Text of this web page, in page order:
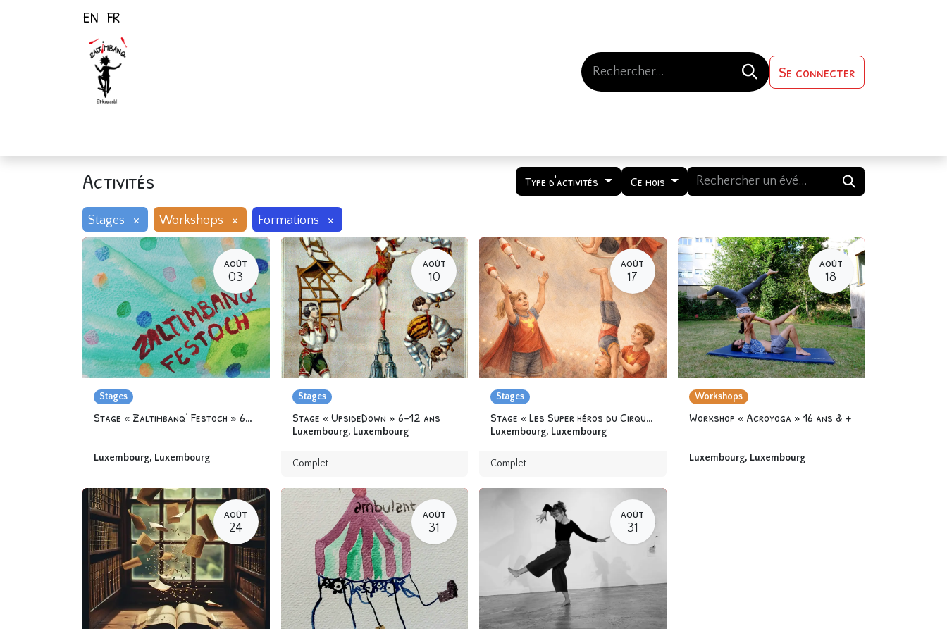
EN FR
Se connecter
Activités Type d'activités Ce mois
Stages × Workshops × Formations ×
AOÛT
03
Stages
Stage « Zaltimbanq’ Festoch » 6-12 ans
Luxembourg, Luxembourg
AOÛT
10
Stages
Stage « UpsideDown » 6-12 ans
Luxembourg, Luxembourg
Complet
AOÛT
17
Stages
Stage « Les Super héros du Cirque » 6-12 ans
Luxembourg, Luxembourg
Complet
AOÛT
18
Workshops
Workshop « Acroyoga » 16 ans & +
Luxembourg, Luxembourg
AOÛT
24
AOÛT
31
AOÛT
31